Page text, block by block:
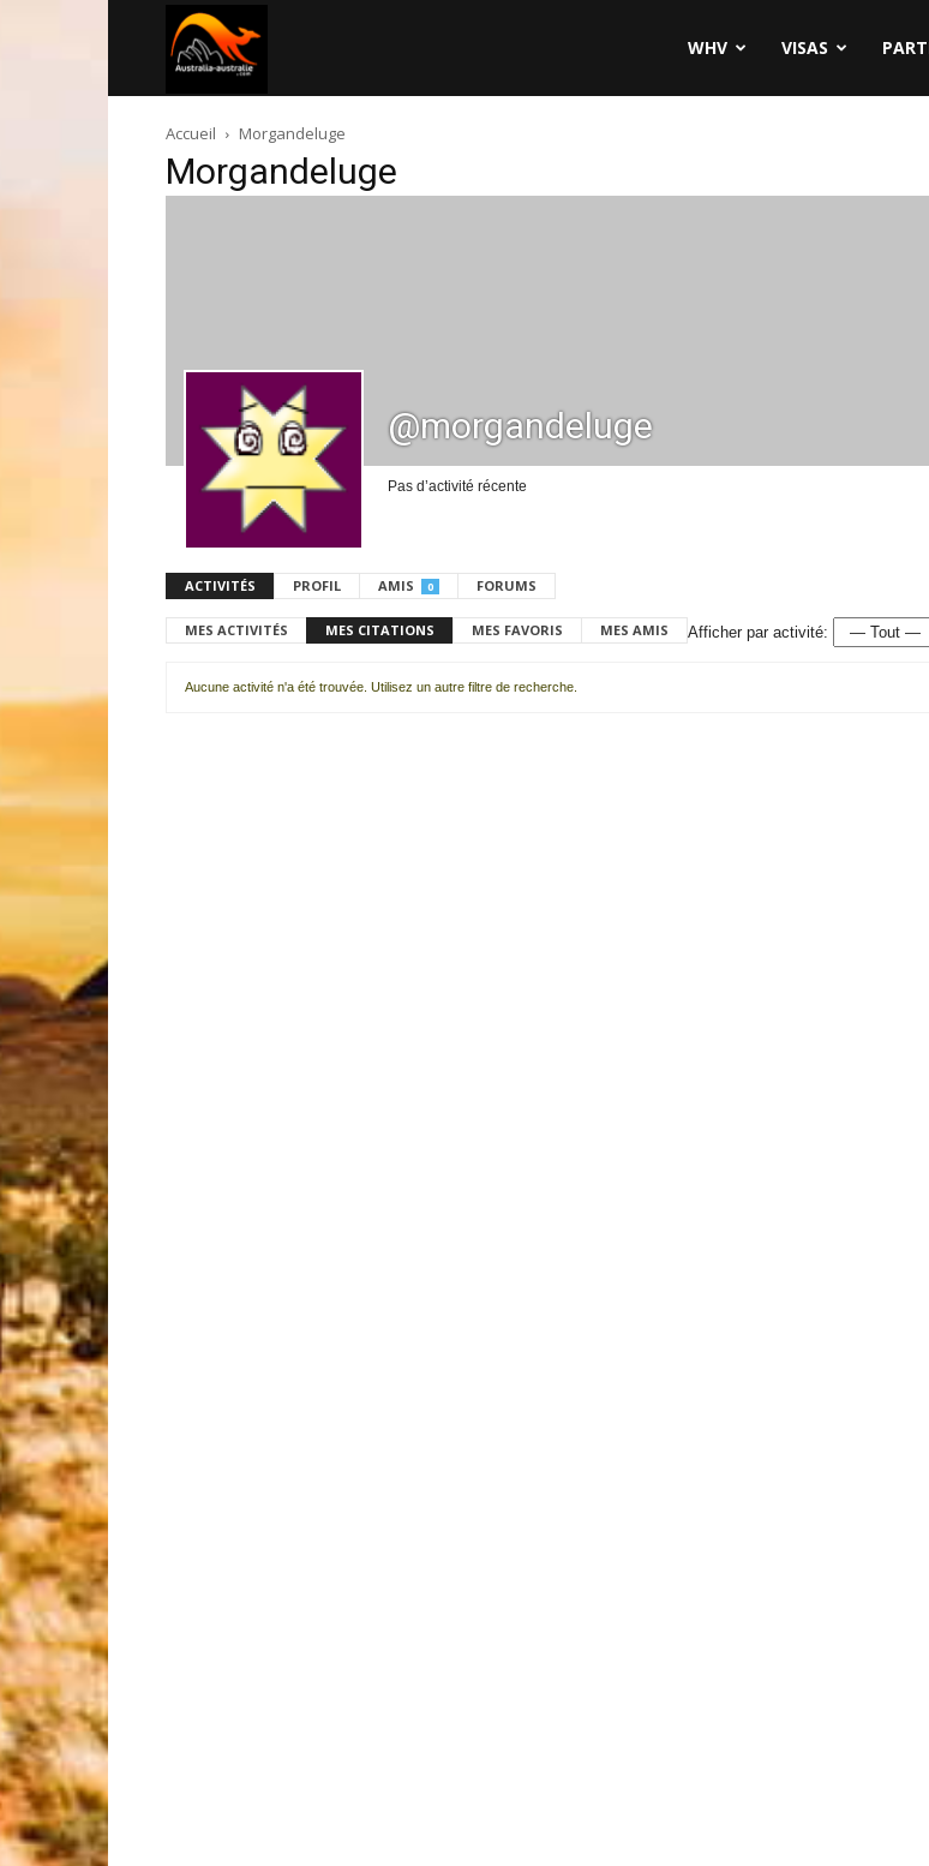
australie.com
WHV VISAS
Accueil Morgandeluge
Morgandeluge
@morgandeluge
Pas d’activité récente
ACTIVITÉS PROFIL AMIS 0 FORUMS
MES ACTIVITÉS MES CITATIONS MES FAVORIS MES AMIS Afficher par activité:
Aucune activité n'a été trouvée. Utilisez un autre filtre de recherche.